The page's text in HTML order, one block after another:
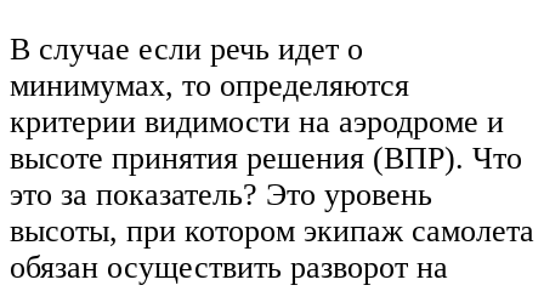
В случае если речь идет о
минимумах, то определяются
критерии видимости на аэродроме и
высоте принятия решения (ВПР). Что
это за показатель? Это уровень
высоты, при котором экипаж самолета
обязан осуществить разворот на